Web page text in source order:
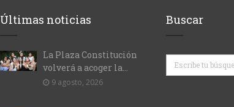
Últimas noticias
La Plaza Constitución
volverá a acoger la...
9 agosto, 2026
Buscar
Buscar